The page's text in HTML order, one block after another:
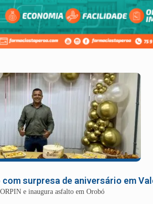
surpresa de aniversário em
e inaugura asfalto em Orobó